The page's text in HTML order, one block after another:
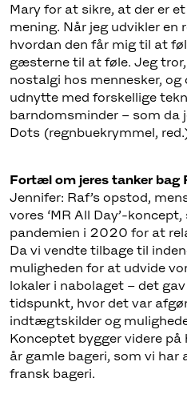
Mary for at sikre, at der er
mening. Når jeg udvikler en
hvordan den får mig til at
gæsterne til at føle. Jeg
nostalgi hos mennesker,
udnytte med forskellige
barndomsminder – som da
Dots (regnbuekrymmel,
Fortæl om jeres tanker bag
Jennifer: Raf’s opstod,
vores ‘MR All Day’-
pandemien i 2020 for at
Da vi vendte tilbage til
muligheden for at udvide
lokaler i nabolaget – det
tidspunkt, hvor det var
indtægtskilder og
Konceptet bygger videre
år gamle bageri, som vi har
fransk bageri.